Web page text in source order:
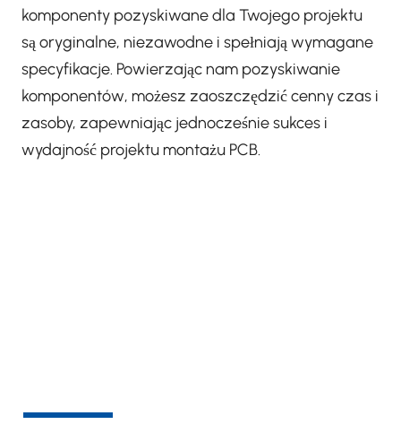
komponenty pozyskiwane dla Twojego projektu
są oryginalne, niezawodne i spełniają wymagane
specyfikacje. Powierzając nam pozyskiwanie
komponentów, możesz zaoszczędzić cenny czas i
zasoby, zapewniając jednocześnie sukces i
wydajność projektu montażu PCB.